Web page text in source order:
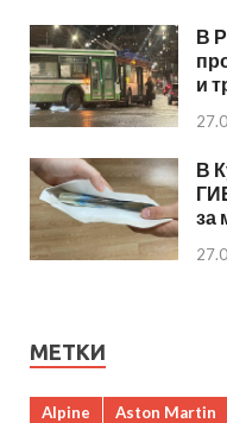
В
и
В
за
МЕТКИ
Alpine Aston Martin